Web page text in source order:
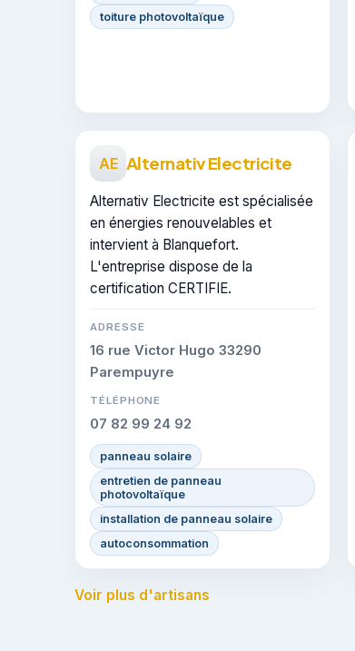
toiture photovoltaïque
AE Alternativ Electricite
Alternativ Electricite est spécialisée
en énergies renouvelables et
intervient à Blanquefort.
L'entreprise dispose de la
certification CERTIFIE.
ADRESSE
16 rue Victor Hugo 33290
Parempuyre
TÉLÉPHONE
07 82 99 24 92
panneau solaire
entretien de panneau
photovoltaïque
installation de panneau solaire
autoconsommation
Voir plus d'artisans